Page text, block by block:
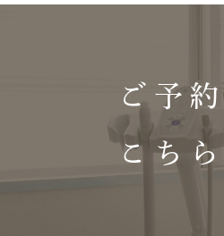
ご予
こち